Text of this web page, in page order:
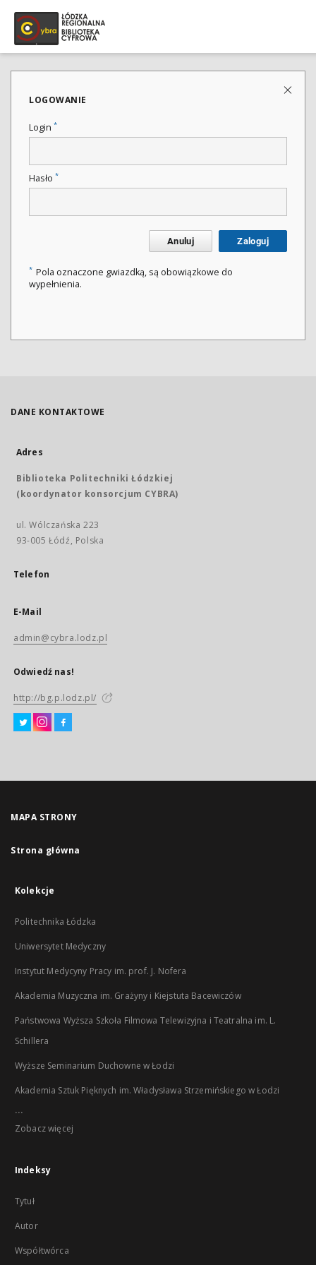
LOGOWANIE
Login *
Hasło *
Anuluj Zaloguj
* Pola oznaczone gwiazdką, są obowiązkowe do
wypełnienia.
DANE KONTAKTOWE
Adres
Biblioteka Politechniki Łódzkiej
(koordynator konsorcjum CYBRA)
ul. Wólczańska 223
93-005 Łódź, Polska
Telefon
E-Mail
admin@cybra.lodz.pl
Odwiedź nas!
http://bg.p.lodz.pl/
MAPA STRONY
Strona główna
Kolekcje
Politechnika Łódzka
Uniwersytet Medyczny
Instytut Medycyny Pracy im. prof. J. Nofera
Akademia Muzyczna im. Grażyny i Kiejstuta Bacewiczów
Państwowa Wyższa Szkoła Filmowa Telewizyjna i Teatralna im. L.
Schillera
Wyższe Seminarium Duchowne w Łodzi
Akademia Sztuk Pięknych im. Władysława Strzemińskiego w Łodzi
...
Zobacz więcej
Indeksy
Tytuł
Autor
Współtwórca